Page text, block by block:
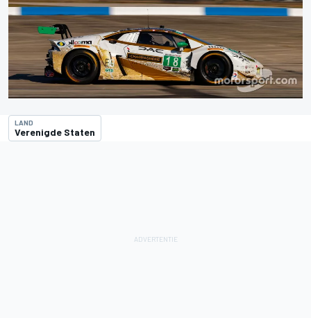
LAND
Verenigde Staten